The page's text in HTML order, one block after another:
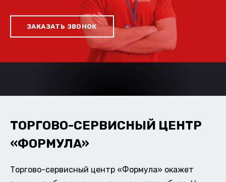
ЗАКАЗАТЬ ЗВОНОК
ТОРГОВО-СЕРВИСНЫЙ ЦЕНТР
«ФОРМУЛА»
Торгово-сервисный центр «Формула» окажет